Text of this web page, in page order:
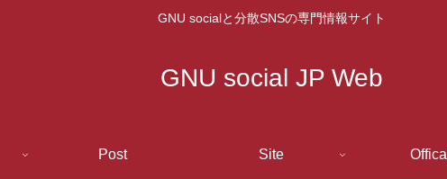
GNU socialと分散SNSの専門情報サイト
GNU social JP Web
Post Site Offical